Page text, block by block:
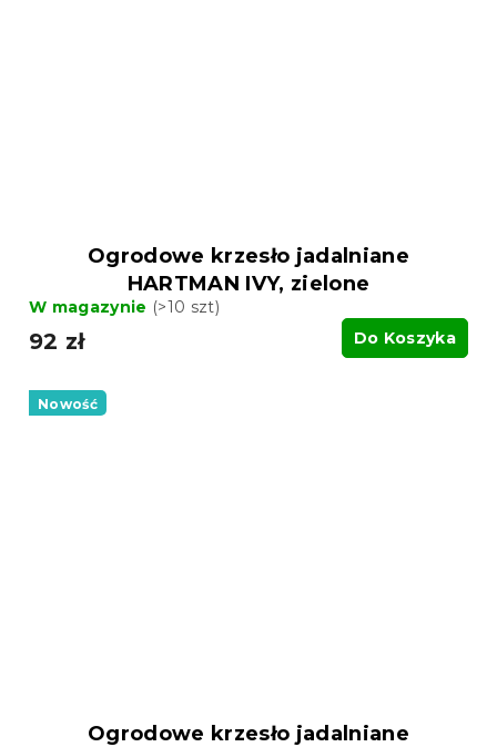
Ogrodowe krzesło jadalniane
HARTMAN IVY, zielone
W magazynie (>10 szt)
92 zł Do Koszyka
Nowość
Ogrodowe krzesło jadalniane